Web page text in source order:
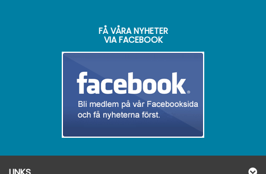
FÅ VÅRA NYHETER
VIA FACEBOOK